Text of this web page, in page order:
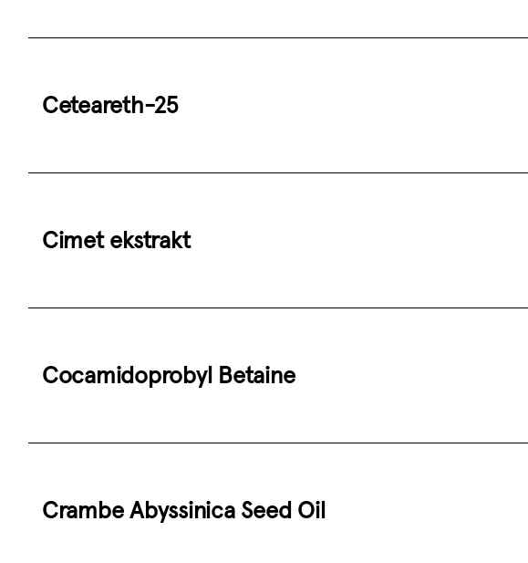
Ceteareth-25
Cimet ekstrakt
Cocamidoprobyl Betaine
Crambe Abyssinica Seed Oil